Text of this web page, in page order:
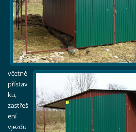
včetně
přístav
ku,
zastřeš
ení
vjezdu